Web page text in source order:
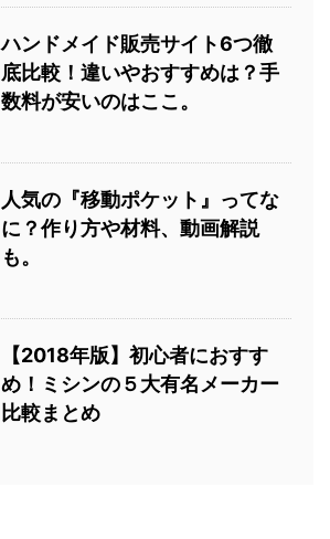
ハンドメイド販売サイト6つ徹
底比較！違いやおすすめは？手
数料が安いのはここ。
人気の『移動ポケット』ってな
に？作り方や材料、動画解説
も。
【2018年版】初心者におすす
め！ミシンの５大有名メーカー
比較まとめ